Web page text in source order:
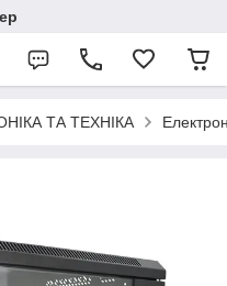
ТА ТЕХНІКА